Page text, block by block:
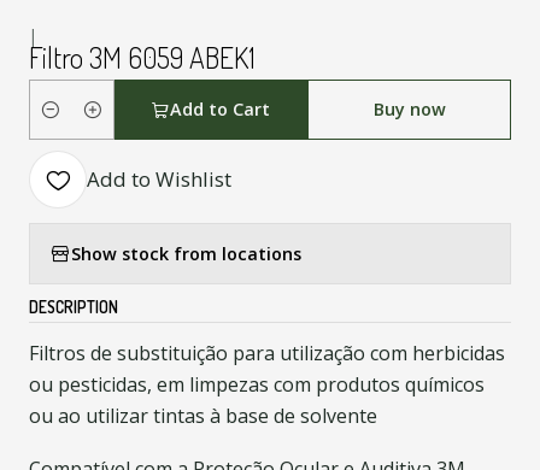
|
Filtro 3M 6059 ABEK1
Quantity
Add to Cart Buy now
Add to Wishlist
Show stock from locations
DESCRIPTION
Filtros de substituição para utilização com herbicidas
ou pesticidas, em limpezas com produtos químicos
ou ao utilizar tintas à base de solvente